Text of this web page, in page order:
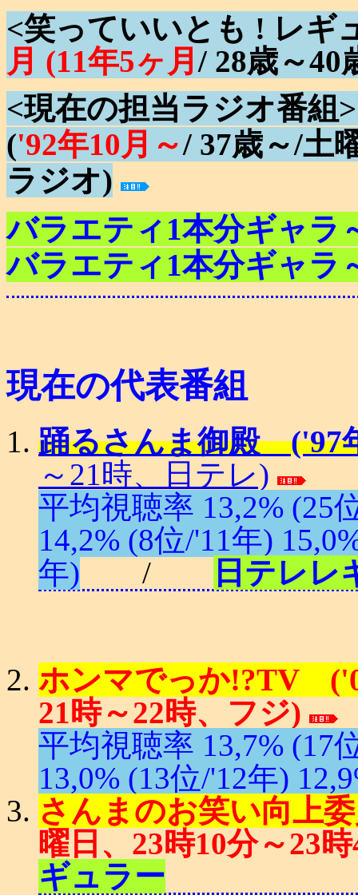
<笑っていいとも ! レギ
月 (11年5ヶ月 / 28歳～40
<現在の担当ラジオ番組
('92年10月～/ 37歳～/土
ラジオ)
バラエティ1本分ギャラ
バラエティ1本分ギャラ
現在の代表番組
踊るさんま御殿 ('97
～21時、日テレ)
平均視聴率 13,2% (25
14,2% (8位/'11年)
年) / 日テレレ
ホンマでっか!?TV
21時～22時、フジ)
平均視聴率 13,7% (17
13,0% (13位/'12年)
さんまのお笑い向上
曜日、23時10分～23
ギュラー